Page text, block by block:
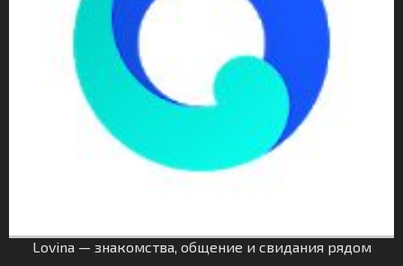
Lovina — знакомства, общение и свидания рядом